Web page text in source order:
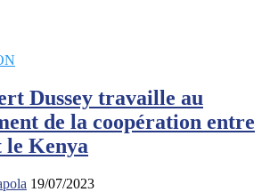
Dussey travaille au
de la coopération entre
le Kenya
19/07/2023